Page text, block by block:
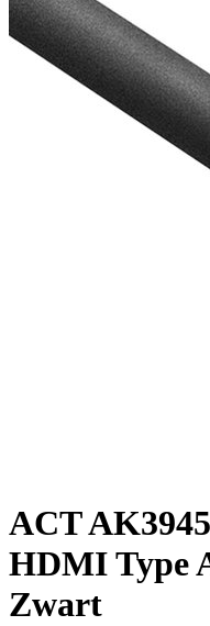
ACT
HDMI Type
Zwart